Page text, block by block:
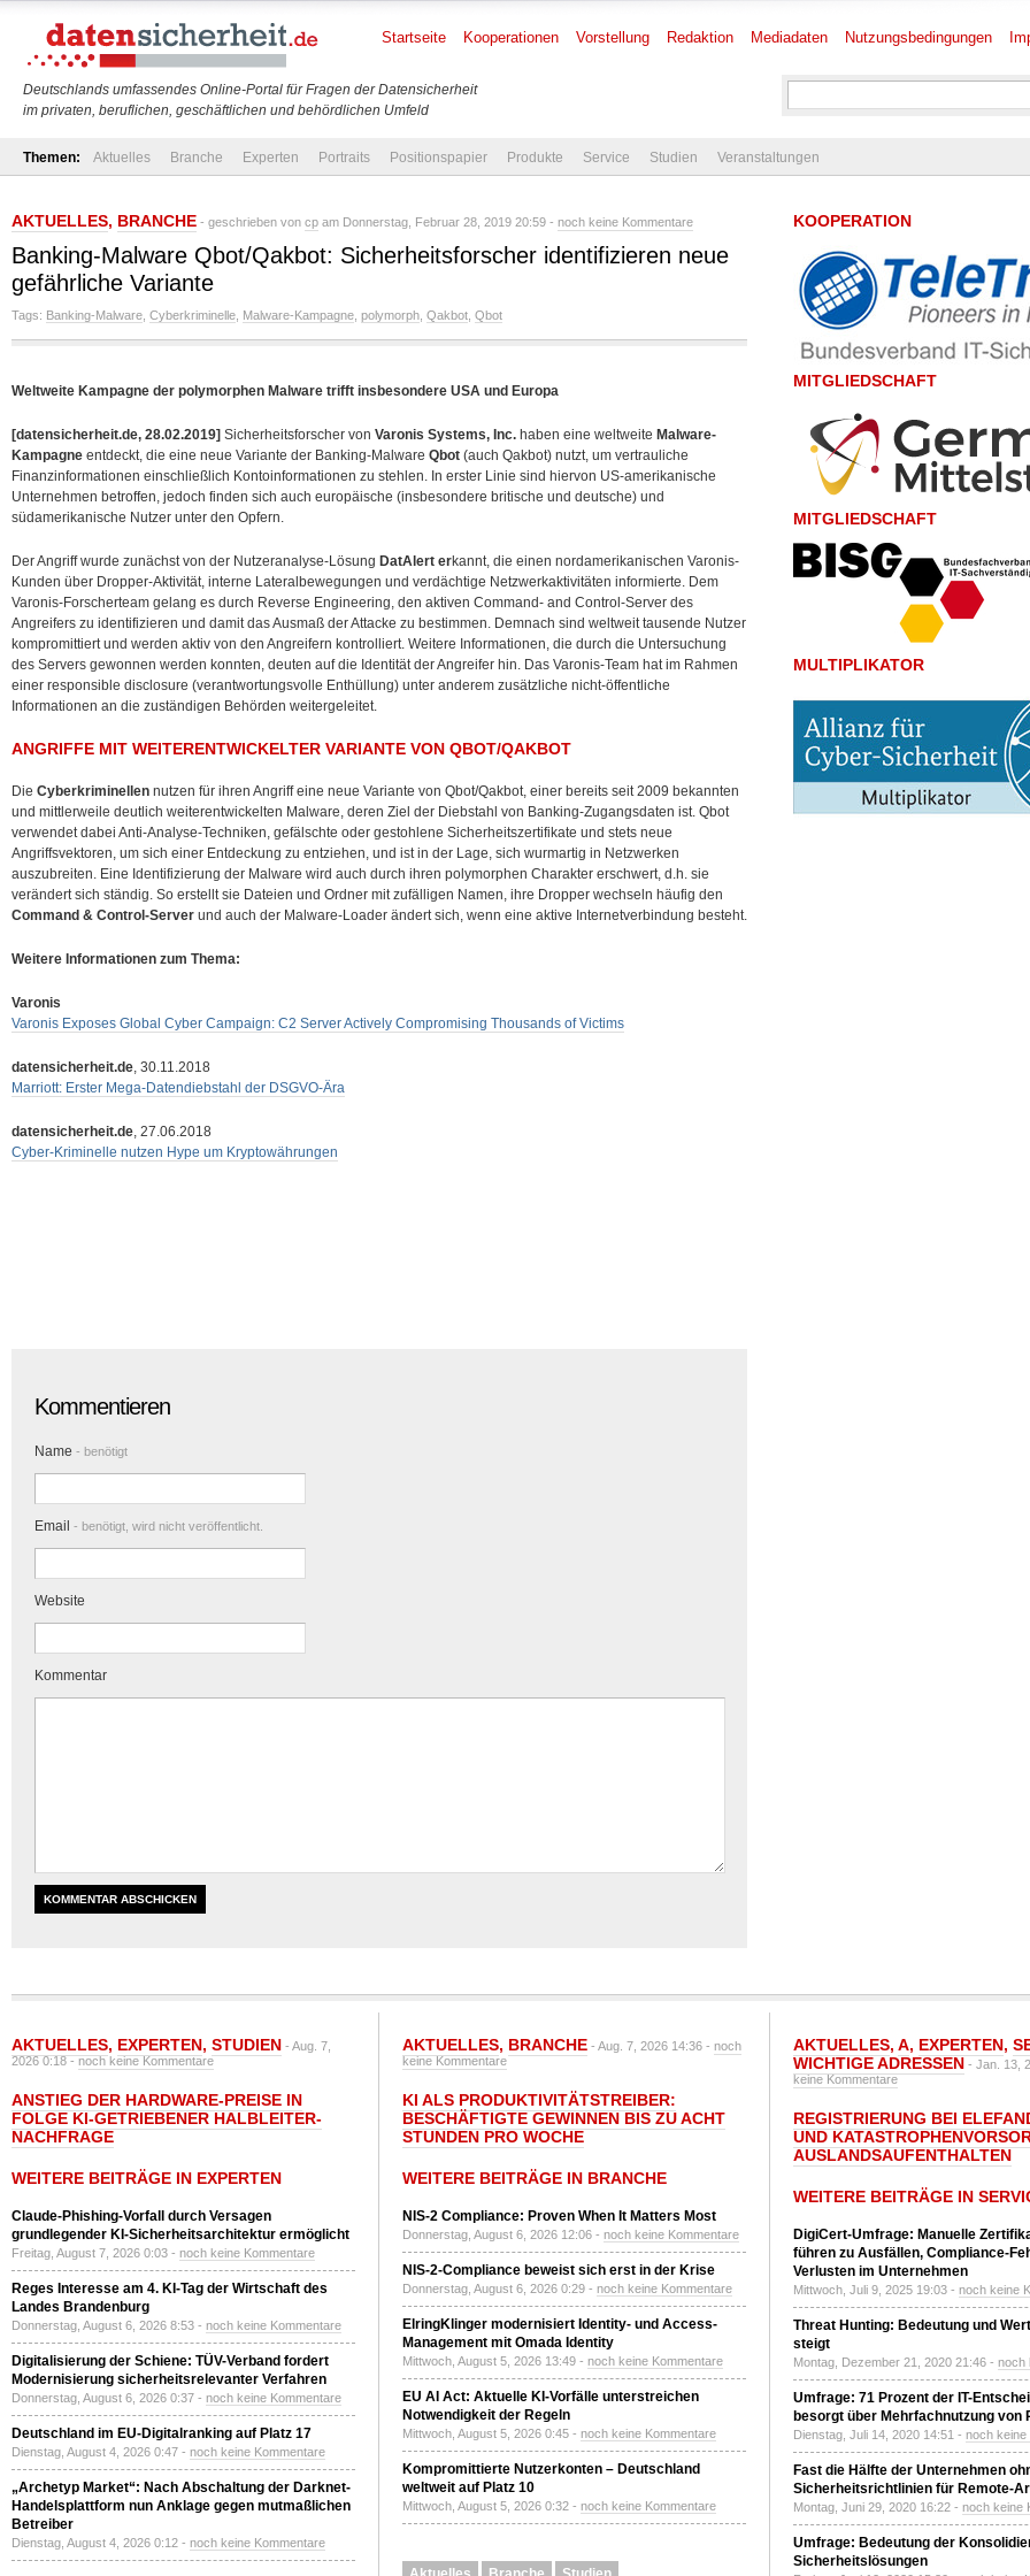
Deutschlands umfassendes Online-Portal für Fragen der Datensicherheit
im privaten, beruflichen, geschäftlichen und behördlichen Umfeld
Startseite Kooperationen Vorstellung Redaktion Mediadaten Nutzungsbedingungen
Themen: Aktuelles Branche Experten Portraits Positionspapier Produkte Service Studien Veranstaltungen
AKTUELLES, BRANCHE - geschrieben von cp am Donnerstag, Februar 28, 2019 20:59 - noch keine Kommentare
Banking-Malware Qbot/Qakbot: Sicherheitsforscher identifizieren neue
gefährliche Variante
Tags: Banking-Malware Cyberkriminelle Malware-Kampagne polymorph Qakbot Qbot
Weltweite Kampagne der polymorphen Malware trifft insbesondere USA und Europa
[datensicherheit.de, 28.02.2019] Sicherheitsforscher von Varonis Systems, Inc. haben eine weltweite Malware-
Kampagne entdeckt, die eine neue Variante der Banking-Malware Qbot (auch Qakbot) nutzt, um vertrauliche
Finanzinformationen einschließlich Kontoinformationen zu stehlen. In erster Linie sind hiervon US-amerikanische
Unternehmen betroffen, jedoch finden sich auch europäische (insbesondere britische und deutsche) und
südamerikanische Nutzer unter den Opfern.
Der Angriff wurde zunächst von der Nutzeranalyse-Lösung DatAlert erkannt, die einen nordamerikanischen Varonis-
Kunden über Dropper-Aktivität, interne Lateralbewegungen und verdächtige Netzwerkaktivitäten informierte. Dem
Varonis-Forscherteam gelang es durch Reverse Engineering, den aktiven Command- and Control-Server des
Angreifers zu identifizieren und damit das Ausmaß der Attacke zu bestimmen. Demnach sind weltweit tausende Nutzer
kompromittiert und werden aktiv von den Angreifern kontrolliert. Weitere Informationen, die durch die Untersuchung
des Servers gewonnen werden konnten, deuten auf die Identität der Angreifer hin. Das Varonis-Team hat im Rahmen
einer responsible disclosure (verantwortungsvolle Enthüllung) unter anderem zusätzliche nicht-öffentliche
Informationen an die zuständigen Behörden weitergeleitet.
ANGRIFFE MIT WEITERENTWICKELTER VARIANTE VON QBOT/QAKBOT
Die Cyberkriminellen nutzen für ihren Angriff eine neue Variante von Qbot/Qakbot, einer bereits seit 2009 bekannten
und mittlerweile deutlich weiterentwickelten Malware, deren Ziel der Diebstahl von Banking-Zugangsdaten ist. Qbot
verwendet dabei Anti-Analyse-Techniken, gefälschte oder gestohlene Sicherheitszertifikate und stets neue
Angriffsvektoren, um sich einer Entdeckung zu entziehen, und ist in der Lage, sich wurmartig in Netzwerken
auszubreiten. Eine Identifizierung der Malware wird auch durch ihren polymorphen Charakter erschwert, d.h. sie
verändert sich ständig. So erstellt sie Dateien und Ordner mit zufälligen Namen, ihre Dropper wechseln häufig den
Command & Control-Server und auch der Malware-Loader ändert sich, wenn eine aktive Internetverbindung besteht.
Weitere Informationen zum Thema:
Varonis
Varonis Exposes Global Cyber Campaign: C2 Server Actively Compromising Thousands of Victims
datensicherheit.de, 30.11.2018
Marriott: Erster Mega-Datendiebstahl der DSGVO-Ära
datensicherheit.de, 27.06.2018
Cyber-Kriminelle nutzen Hype um Kryptowährungen
Kommentieren
Name - benötigt
Email - benötigt, wird nicht veröffentlicht.
Website
Kommentar
KOOPERATION
MITGLIEDSCHAFT
MITGLIEDSCHAFT
MULTIPLIKATOR
AKTUELLES, EXPERTEN, STUDIEN - Aug. 7,
2026 0:18 -noch keine Kommentare
ANSTIEG DER HARDWARE-PREISE IN
FOLGE KI-GETRIEBENER HALBLEITER-
NACHFRAGE
WEITERE BEITRÄGE IN EXPERTEN
Claude-Phishing-Vorfall durch Versagen
grundlegender KI-Sicherheitsarchitektur ermöglicht
Freitag, August 7, 2026 0:03 - noch keine Kommentare
Reges Interesse am 4. KI-Tag der Wirtschaft des
Landes Brandenburg
Donnerstag, August 6, 2026 8:53 - noch keine Kommentare
Digitalisierung der Schiene: TÜV-Verband fordert
Modernisierung sicherheitsrelevanter Verfahren
Donnerstag, August 6, 2026 0:37 - noch keine Kommentare
Deutschland im EU-Digitalranking auf Platz 17
Dienstag, August 4, 2026 0:47 - noch keine Kommentare
„Archetyp Market“: Nach Abschaltung der Darknet-
Handelsplattform nun Anklage gegen mutmaßlichen
Betreiber
Dienstag, August 4, 2026 0:12 - noch keine Kommentare
AKTUELLES, BRANCHE - Aug. 7, 2026 14:36 - noch
keine Kommentare
KI ALS PRODUKTIVITÄTSTREIBER:
BESCHÄFTIGTE GEWINNEN BIS ZU ACHT
STUNDEN PRO WOCHE
WEITERE BEITRÄGE IN BRANCHE
NIS-2 Compliance: Proven When It Matters Most
Donnerstag, August 6, 2026 12:06 - noch keine Kommentare
NIS-2-Compliance beweist sich erst in der Krise
Donnerstag, August 6, 2026 0:29 - noch keine Kommentare
ElringKlinger modernisiert Identity- und Access-
Management mit Omada Identity
Mittwoch, August 5, 2026 13:49 - noch keine Kommentare
EU AI Act: Aktuelle KI-Vorfälle unterstreichen
Notwendigkeit der Regeln
Mittwoch, August 5, 2026 0:45 - noch keine Kommentare
Kompromittierte Nutzerkonten – Deutschland
weltweit auf Platz 10
Mittwoch, August 5, 2026 0:32 - noch keine Kommentare
AKTUELLES, A, EXPERTEN,
WICHTIGE ADRESSEN - Jan. 13,
keine Kommentare
REGISTRIERUNG BEI
UND
AUSLANDSAUFENTHALTEN
WEITERE BEITRÄGE IN
DigiCert-Umfrage: Manuelle
führen zu Ausfällen, Compliance-
Verlusten im Unternehmen
Mittwoch, Juli 9, 2025 19:03 - noch keine
Threat Hunting: Bedeutung und
steigt
Montag, Dezember 21, 2020 21:46 - noch
Umfrage: 71 Prozent der IT-
besorgt über Mehrfachnutzung von
Dienstag, Juli 14, 2020 14:51 - noch keine
Fast die Hälfte der Unternehmen
Sicherheitsrichtlinien für Remote-
Montag, Juni 29, 2020 16:22 - noch keine
Umfrage: Bedeutung der
Sicherheitslösungen